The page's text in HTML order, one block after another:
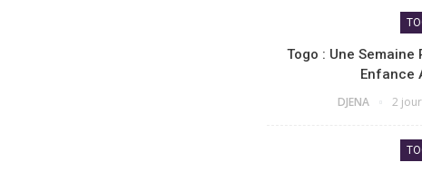
Togo : Une
Enfance
DJENA 2